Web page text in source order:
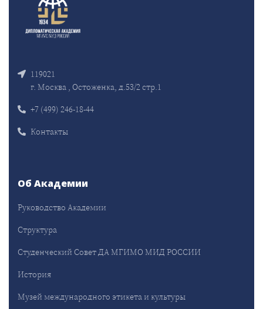
119021
г. Москва , Остоженка, д.53/2 стр.1
+7 (499) 246-18-44
Контакты
Об Академии
Руководство Академии
Структура
Студенческий Совет ДА МГИМО МИД РОССИИ
История
Музей международного этикета и культуры